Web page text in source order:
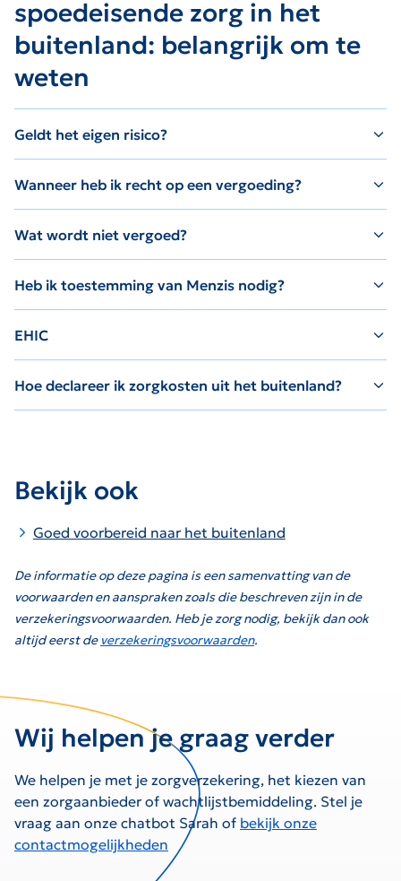
spoedeisende zorg in het
buitenland: belangrijk om te
weten
Geldt het eigen risico?
Wanneer heb ik recht op een vergoeding?
Wat wordt niet vergoed?
Heb ik toestemming van Menzis nodig?
EHIC
Hoe declareer ik zorgkosten uit het buitenland?
Bekijk ook
Goed voorbereid naar het buitenland
De informatie op deze pagina is een samenvatting van de
voorwaarden en aanspraken zoals die beschreven zijn in de
verzekeringsvoorwaarden. Heb je zorg nodig, bekijk dan ook
altijd eerst de verzekeringsvoorwaarden.
Wij helpen je graag verder
We helpen je met je zorgverzekering, het kiezen van
een zorgaanbieder of wachtlijstbemiddeling. Stel je
vraag aan onze chatbot Sarah of bekijk onze
contactmogelijkheden